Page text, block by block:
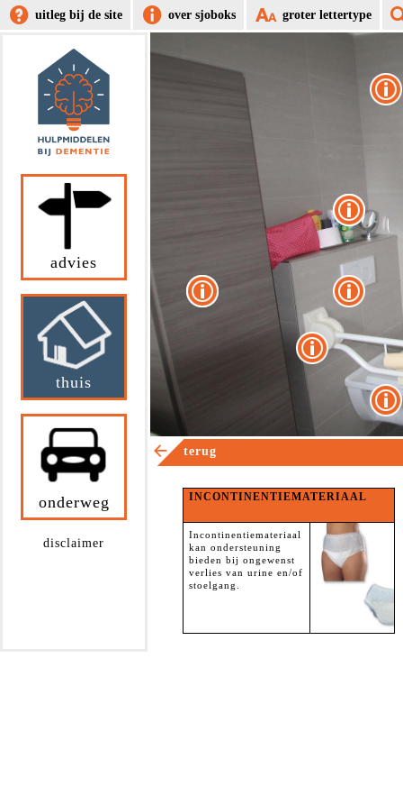
uitleg bij de site over sjoboks groter lettertype
advies
thuis
onderweg
disclaimer
terug
INCONTINENTIEMATERIAAL
Incontinentiemateriaal
kan ondersteuning
bieden bij ongewenst
verlies van urine en/of
stoelgang.